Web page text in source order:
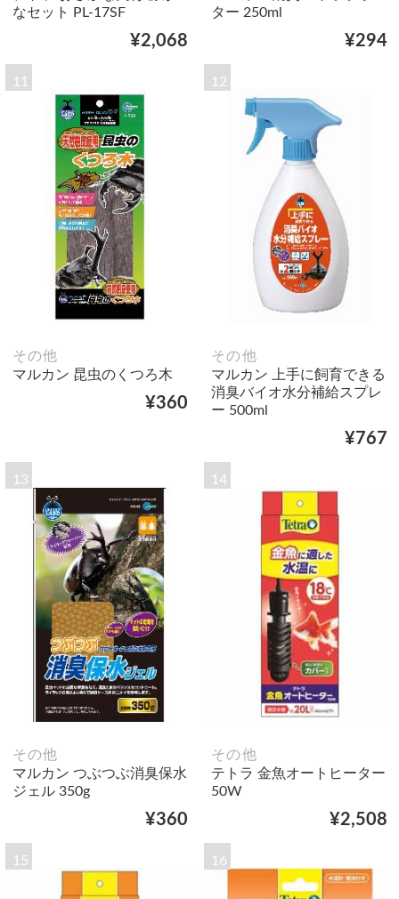
なセット PL-17SF
¥2,068
ター 250ml
¥294
11
その他
マルカン 昆虫のくつろ木
¥360
12
その他
マルカン 上手に飼育できる
消臭バイオ水分補給スプレ
ー 500ml
¥767
13
その他
マルカン つぶつぶ消臭保水
ジェル 350g
¥360
14
その他
テトラ 金魚オートヒーター
50W
¥2,508
15 16